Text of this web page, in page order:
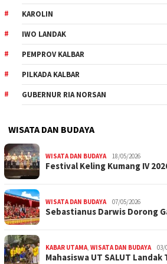
KAROLIN
IWO LANDAK
PEMPROV KALBAR
PILKADA KALBAR
GUBERNUR RIA NORSAN
WISATA DAN BUDAYA
WISATA DAN BUDAYA 18/05/2026
Festival Keling Kumang IV
WISATA DAN BUDAYA 07/05/2026
Sebastianus Darwis Dorong
KABAR UTAMA, WISATA DAN BUDAYA 03/
Mahasiswa UT SALUT